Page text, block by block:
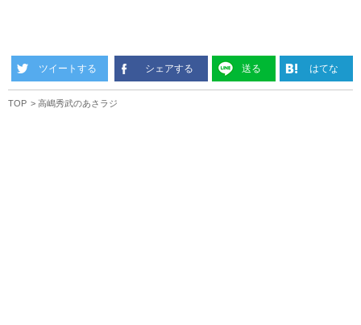
ツイートする シェアする 送る はてな
TOP 高嶋秀武のあさラジ